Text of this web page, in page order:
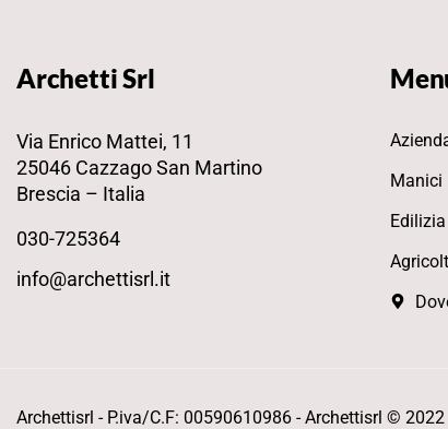
Archetti Srl
Via Enrico Mattei, 11
25046 Cazzago San Martino
Brescia – Italia
030-725364
info@archettisrl.it
Manici
Edilizia
Archettisrl - P.iva/C.F: 00590610986 - Archettisrl © 2022